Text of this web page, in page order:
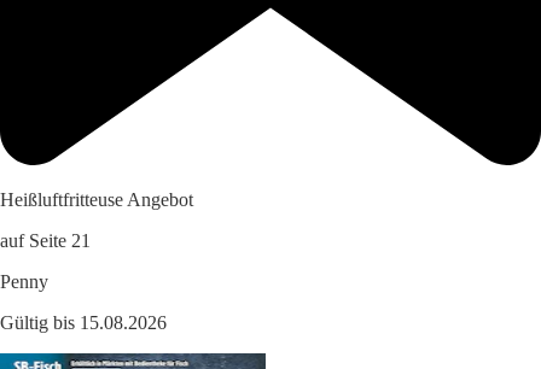
Heißluftfritteuse Angebot
auf Seite 21
Penny
Gültig bis 15.08.2026